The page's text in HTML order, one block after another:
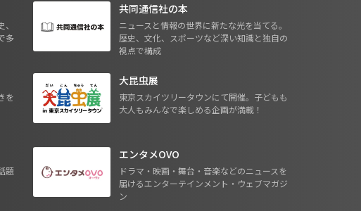
多
共同通信社の本
ニュースと情報の世界に新たな光を当てる。
歴史、文化、スポーツなど深い知識と独自の
視点で構成
を
大昆虫展
東京スカイツリータウンにて開催。子どもも
大人もみんなで楽しめる企画が満載！
題
エンタメOVO
ドラマ・映画・舞台・音楽などのニュースを
届けるエンターテインメント・ウェブマガジ
ン